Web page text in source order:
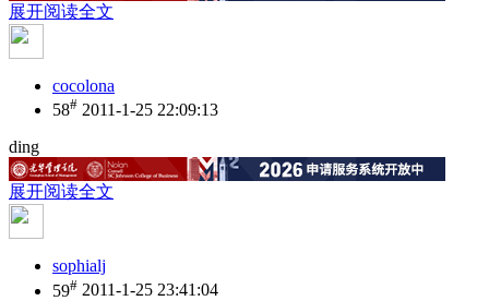
展开阅读全文
cocolona
58# 2011-1-25 22:09:13
ding
展开阅读全文
sophialj
59# 2011-1-25 23:41:04